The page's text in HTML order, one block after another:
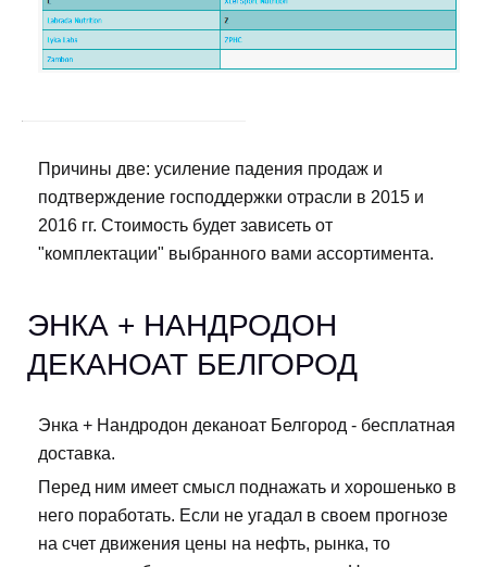
Причины две: усиление падения продаж и
подтверждение господдержки отрасли в 2015 и
2016 гг. Стоимость будет зависеть от
"комплектации" выбранного вами ассортимента.
ЭНКА + НАНДРОДОН
ДЕКАНОАТ БЕЛГОРОД
Энка + Нандродон деканоат Белгород - бесплатная
доставка.
Перед ним имеет смысл поднажать и хорошенько в
него поработать. Если не угадал в своем прогнозе
на счет движения цены на нефть, рынка, то